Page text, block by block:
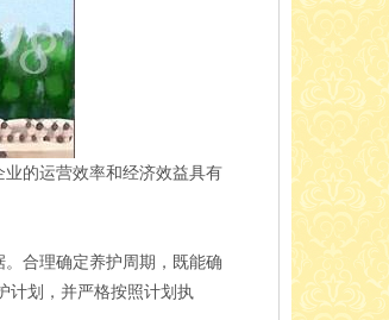
的运营效率和经济效益具有
合理确定养护周期，既能确
计划，并严格按照计划执